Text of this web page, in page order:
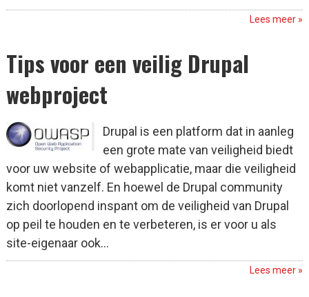
Lees meer »
Tips voor een veilig Drupal
webproject
Drupal is een platform dat in aanleg
een grote mate van veiligheid biedt
voor uw website of webapplicatie, maar die veiligheid
komt niet vanzelf. En hoewel de Drupal community
zich doorlopend inspant om de veiligheid van Drupal
op peil te houden en te verbeteren, is er voor u als
site-eigenaar ook...
Lees meer »